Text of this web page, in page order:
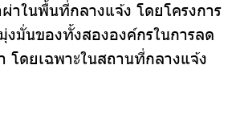
าในพื้นที่กลางแจ้ง โดยโครงการ
มั่นของทั้งสององค์กรในการลด
โดยเฉพาะในสถานที่กลางแจ้ง